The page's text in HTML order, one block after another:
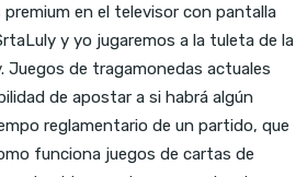
en el televisor con pantalla
y yo jugaremos a la tuleta de la
Juegos de tragamonedas actuales
de apostar a si habrá algún
reglamentario de un partido, que
funciona juegos de cartas de